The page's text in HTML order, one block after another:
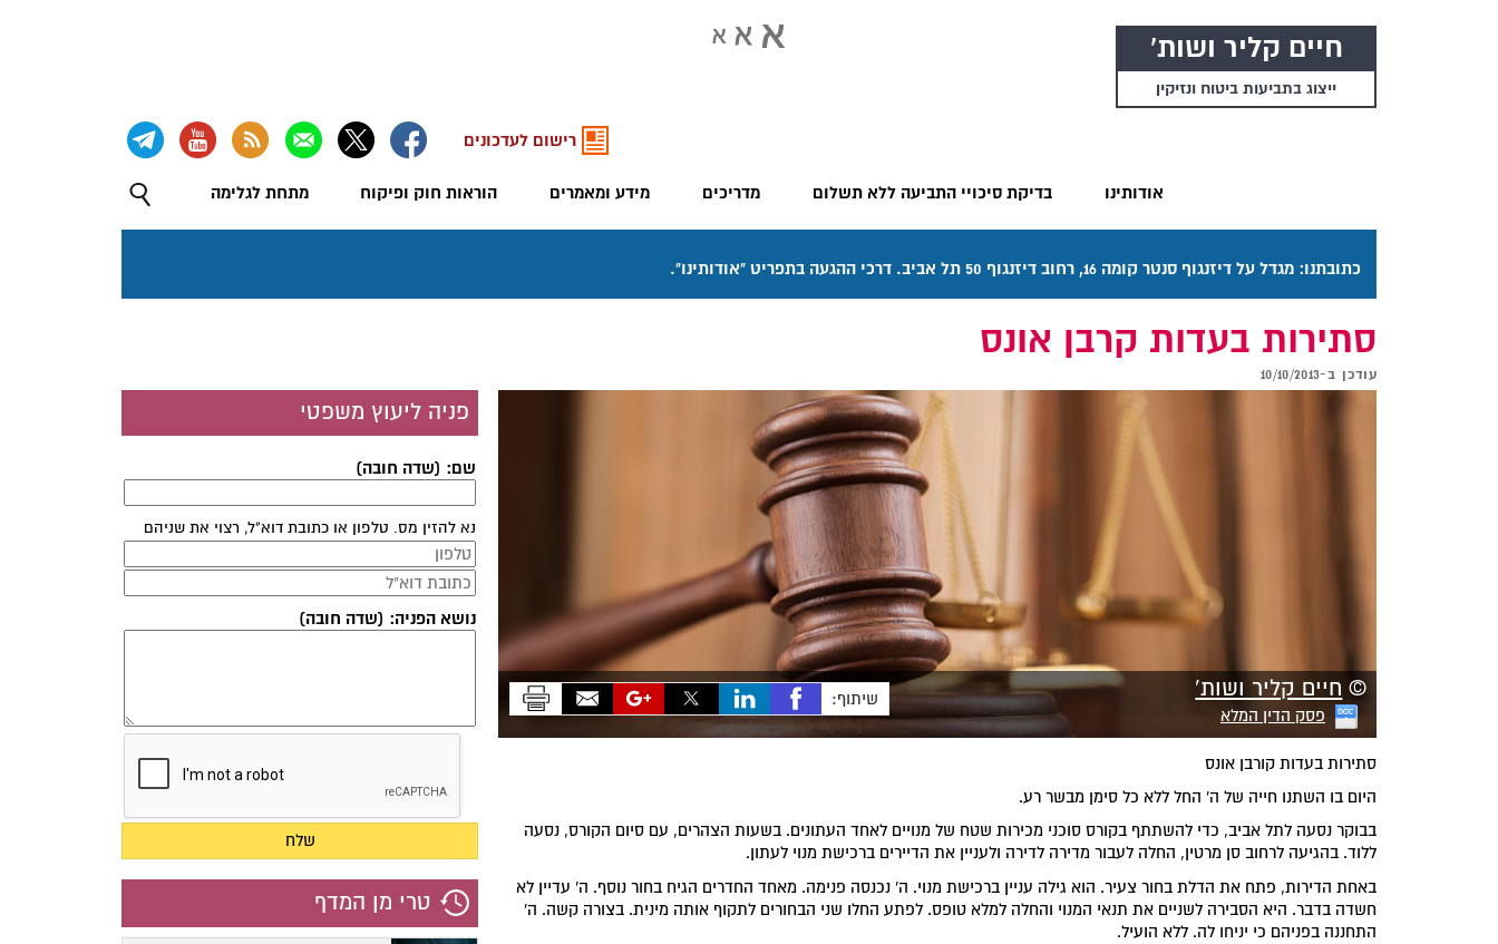
חיים קליר ושות'
ייצוג בתביעות ביטוח ונזיקין
אודותינו בדיקת סיכויי התביעה ללא תשלום מדריכים מידע ומאמרים הוראות חוק ופיקוח מתחת לגלימה
רישום לעדכונים
כתובתנו: מגדל על דיזנגוף סנטר קומה 16, רחוב דיזנגוף 50 תל אביב. דרכי ההגעה בתפריט "אודותינו".
סתירות בעדות קרבן אונס
עודכן ב-10/10/2013
© חיים קליר ושות'
פסק הדין המלא
שיתוף:
סתירות בעדות קורבן אונס
היום בו השתנו חייה של ה' החל ללא כל סימן מבשר רע.
בבוקר נסעה לתל אביב, כדי להשתתף בקורס סוכני מכירות שטח של מנויים לאחד העתונים. בשעות הצהרים, עם סיום הקורס, נסעה
ללוד. בהגיעה לרחוב סן מרטין, החלה לעבור מדירה לדירה ולעניין את הדיירים ברכישת מנוי לעתון.
באחת הדירות, פתח את הדלת בחור צעיר. הוא גילה עניין ברכישת מנוי. ה' נכנסה פנימה. מאחד החדרים הגיח בחור נוסף. ה' עדיין לא
חשדה בדבר. היא הסבירה לשניים את תנאי המנוי והחלה למלא טופס. לפתע החלו שני הבחורים לתקוף אותה מינית. בצורה קשה. ה'
התחננה בפניהם כי יניחו לה. ללא הועיל.
פניה ליעוץ משפטי
שם: (שדה חובה)
נא להזין מס. טלפון או כתובת דוא"ל, רצוי את שניהם
נושא הפניה: (שדה חובה)
טרי מן המדף